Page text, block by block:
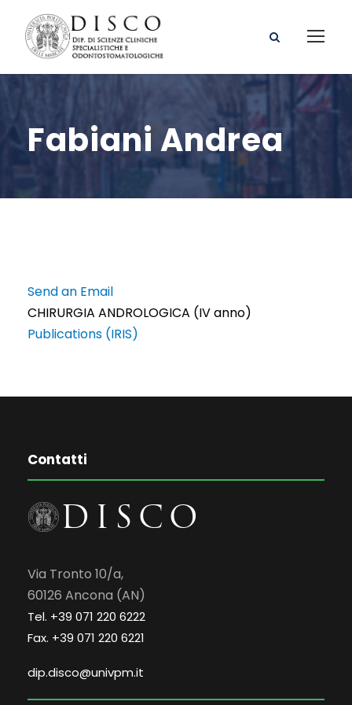
Fabiani Andrea
Send an Email
CHIRURGIA ANDROLOGICA (IV anno)
Publications (IRIS)
Contatti
Via Tronto 10/a,
60126 Ancona (AN)
Tel. +39 071 220 6222
Fax. +39 071 220 6221
dip.disco@univpm.it